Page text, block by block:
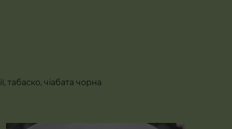
табаско, чіабата чорна